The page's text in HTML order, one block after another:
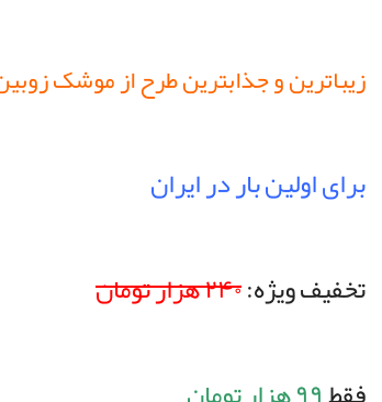
زیباترین و جذابترین طرح از موشک
برای اولین بار در ایران
تخفیف ویژه:۲۴۰ هزار تومان